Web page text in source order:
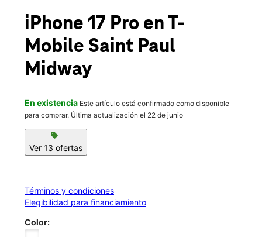
location_on
1360 University Ave West Ste 103 Saint Paul, MN 55104
iPhone 17 Pro en T-
Mobile Saint Paul
Midway
En existencia Este artículo está confirmado como disponible
para comprar. Última actualización el 22 de junio
sell
Ver 13 ofertas
Términos y condiciones
Elegibilidad para financiamiento
Color: